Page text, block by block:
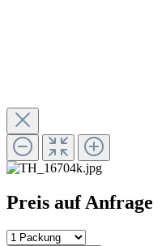
Preis auf Anfrage